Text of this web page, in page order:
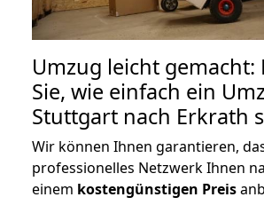
Umzug leicht gemacht:
Sie, wie einfach ein
Stuttgart nach Erkrath
Wir können Ihnen garantieren,
professionelles Netzwerk Ihnen
einem kostengünstigen Preis